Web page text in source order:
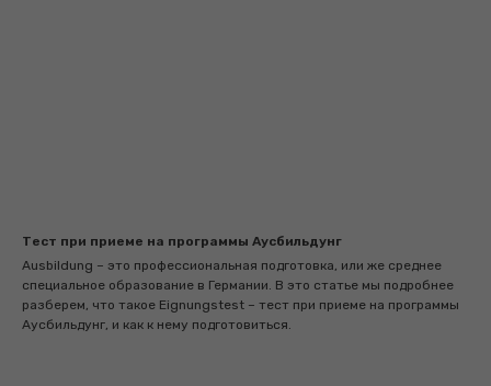
Тест при приеме на программы Аусбильдунг
Ausbildung – это профессиональная подготовка, или же среднее
специальное образование в Германии. В это статье мы подробнее
разберем, что такое Eignungstest – тест при приеме на программы
Аусбильдунг, и как к нему подготовиться.